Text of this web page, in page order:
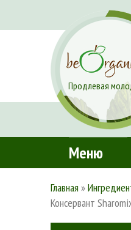
Продлевая
Меню
Главная »
Консервант